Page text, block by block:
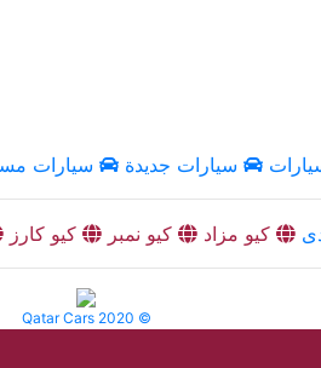
سيارات جديدة سيارات
كيو مزاد كيو نمبر كيو كارز
Qatar Cars 2020 ©